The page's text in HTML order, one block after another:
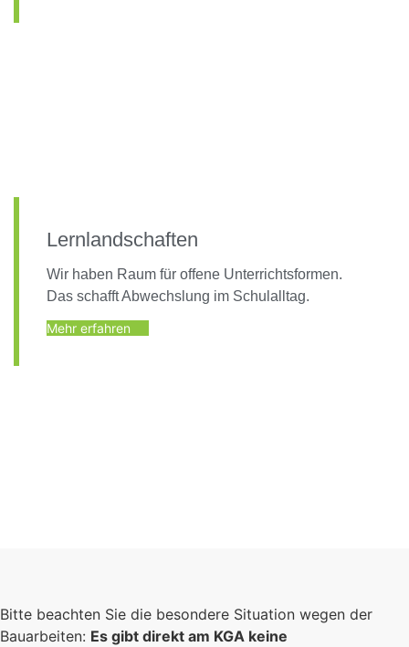
Lernlandschaften
Wir haben Raum für offene Unterrichtsformen.
Das schafft Abwechslung im Schulalltag.
Mehr erfahren
Bitte beachten Sie die besondere Situation wegen der
Bauarbeiten: Es gibt direkt am KGA keine